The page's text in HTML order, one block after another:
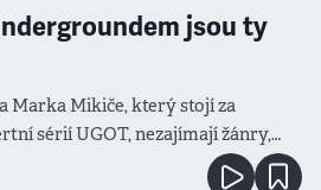
jsou ty
Marka Mikiče, který stojí za
sérií UGOT, nezajímají žánry,